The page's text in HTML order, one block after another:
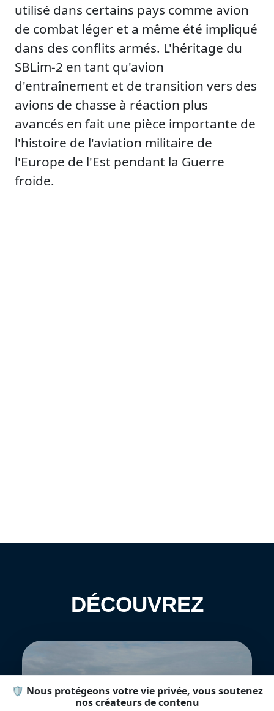
🛡️ Nous protégeons votre vie privée, vous soutenez
nos créateurs de contenu
utilisé dans certains pays comme avion
de combat léger et a même été impliqué
dans des conflits armés. L'héritage du
SBLim-2 en tant qu'avion
d'entraînement et de transition vers des
avions de chasse à réaction plus
avancés en fait une pièce importante de
l'histoire de l'aviation militaire de
l'Europe de l'Est pendant la Guerre
froide.
DÉCOUVREZ